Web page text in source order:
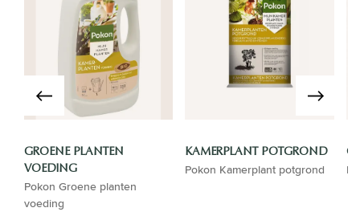
GROENE PLANTEN
VOEDING
Pokon Groene planten
voeding
KAMERPLANT POTGROND
Pokon Kamerplant potgrond